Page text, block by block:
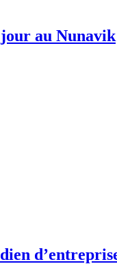
jour au Nunavik